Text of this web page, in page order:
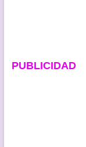
PUBLICIDAD